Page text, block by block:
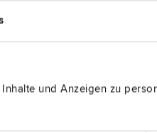
und Anzeigen zu